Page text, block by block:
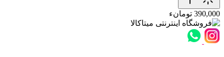
390,000 تومانء